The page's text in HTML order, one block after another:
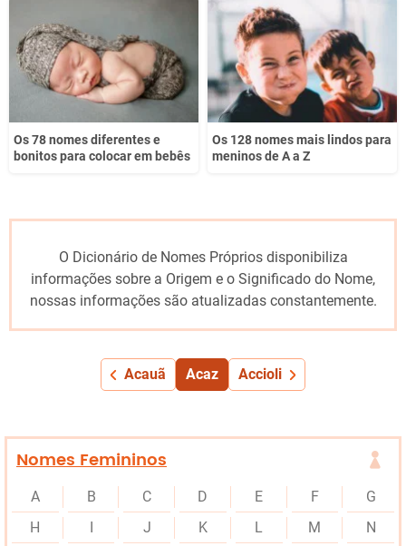
Os 78 nomes diferentes e
bonitos para colocar em bebês
Os 128 nomes mais lindos para
meninos de A a Z
O Dicionário de Nomes Próprios disponibiliza
informações sobre a Origem e o Significado do Nome,
nossas informações são atualizadas constantemente.
Acauã Acaz Accioli
Nomes Femininos
A B C D E F
G
H
J K L M
N